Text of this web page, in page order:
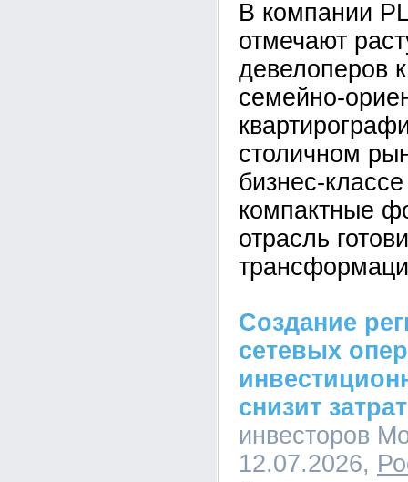
В компании
отмечают
девелоперов
семейно-
столичном
бизнес-
компактные
отрасль
Создание
сетевых
снизит
инвесторов
12.07.2026,